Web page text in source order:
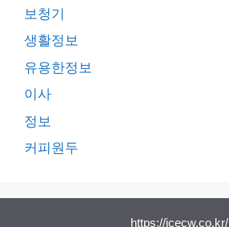
보청기
생활정보
유용한정보
이사
정보
커피원두
https://icecw.co.kr/